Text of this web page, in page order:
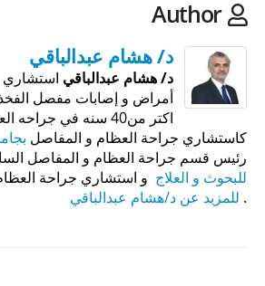
Author
د/ هشام عبدالباقي
د/ هشام عبدالباقي
أمراض و إصابات مفصل الفخذ
اكتر من40 سنه في
كاستشاري جراحة العظام و المفاصل
رئيس قسم جراحة العظام و المفاصل
للبحوث و العلاج و استشاري جراحة
. للمزيد عن د/هشام عبدالباقي